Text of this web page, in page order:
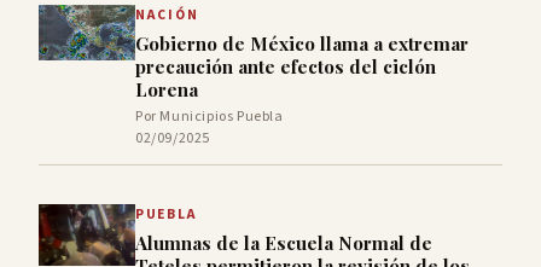
NACIÓN
Gobierno de México llama a extremar
precaución ante efectos del ciclón
Lorena
Por Municipios Puebla
02/09/2025
PUEBLA
Alumnas de la Escuela Normal de